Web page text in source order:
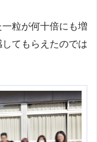
粒が何十倍にも増
てもらえたのでは